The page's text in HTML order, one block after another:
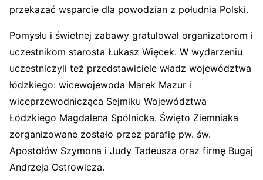
przekazać wsparcie dla powodzian z południa Polski.
Pomysłu i świetnej zabawy gratulował organizatorom i
uczestnikom starosta Łukasz Więcek. W wydarzeniu
uczestniczyli też przedstawiciele władz województwa
łódzkiego: wicewojewoda Marek Mazur i
wiceprzewodnicząca Sejmiku Województwa
Łódzkiego Magdalena Spólnicka. Święto Ziemniaka
zorganizowane zostało przez parafię pw. św.
Apostołów Szymona i Judy Tadeusza oraz firmę Bugaj
Andrzeja Ostrowicza.